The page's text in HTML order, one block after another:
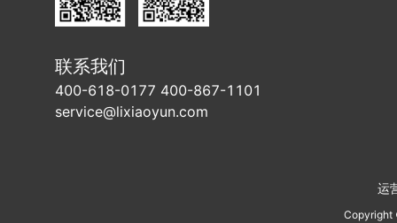
联系我们
400-618-0177 400-867-1101
service@lixiaoyun.com
运